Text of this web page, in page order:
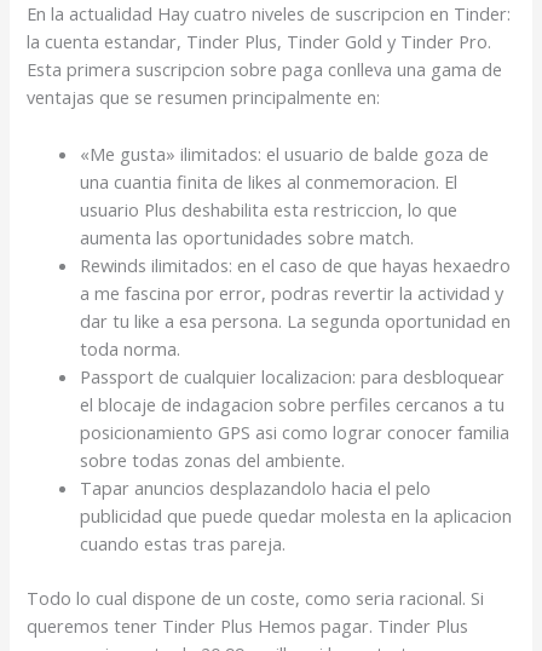
En la actualidad Hay cuatro niveles de suscripcion en Tinder:
la cuenta estandar, Tinder Plus, Tinder Gold y Tinder Pro.
Esta primera suscripcion sobre paga conlleva una gama de
ventajas que se resumen principalmente en:
«Me gusta» ilimitados: el usuario de balde goza de
una cuanti­a finita de likes al conmemoracion. El
usuario Plus deshabilita esta restriccion, lo que
aumenta las oportunidades sobre match.
Rewinds ilimitados: en el caso de que hayas hexaedro
a me fascina por error, podras revertir la actividad y
dar tu like a esa persona. La segunda oportunidad en
toda norma.
Passport de cualquier localizacion: para desbloquear
el blocaje de indagacion sobre perfiles cercanos a tu
posicionamiento GPS asi­ como lograr conocer familia
sobre todas zonas del ambiente.
Tapar anuncios desplazandolo hacia el pelo
publicidad que puede quedar molesta en la aplicacion
cuando estas tras pareja.
Todo lo cual dispone de un coste, como seri­a racional. Si
queremos tener Tinder Plus Hemos pagar. Tinder Plus